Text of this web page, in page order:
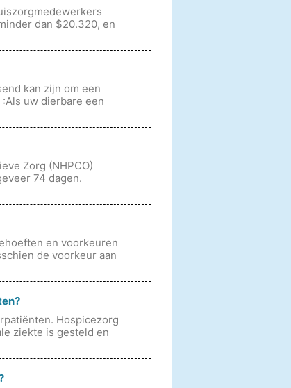
dan $20.320, en
kan zijn om een
uw dierbare een
Zorg (NHPCO)
74 dagen.
en voorkeuren
de voorkeur aan
Hospicezorg
ziekte is gesteld en